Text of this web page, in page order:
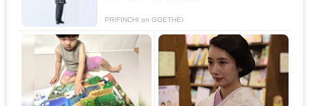
PR(FINCHI on GOETHE)